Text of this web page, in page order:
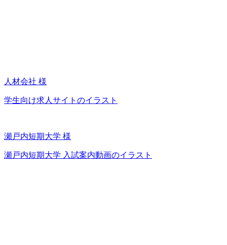
人材会社 様
学生向け求人サイトのイラスト
瀬戸内短期大学 様
瀬戸内短期大学 入試案内動画のイラスト